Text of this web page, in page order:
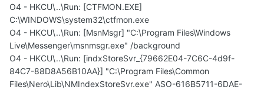
O4 - HKCU\..\Run: [CTFMON.EXE]
C:\WINDOWS\system32\ctfmon.exe
O4 - HKCU\..\Run: [MsnMsgr] "C:\Program Files\Windows
Live\Messenger\msnmsgr.exe" /background
O4 - HKCU\..\Run: [indxStoreSvr_{79662E04-7C6C-4d9f-
84C7-88D8A56B10AA}] "C:\Program Files\Common
Files\Nero\Lib\NMIndexStoreSvr.exe" ASO-616B5711-6DAE-